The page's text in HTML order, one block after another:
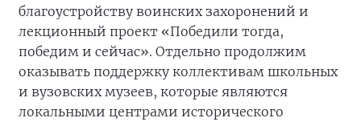
благоустройству воинских захоронений и
лекционный проект «Победили тогда,
победим и сейчас». Отдельно продолжим
оказывать поддержку коллективам школьных
и вузовских музеев, которые являются
локальными центрами исторического